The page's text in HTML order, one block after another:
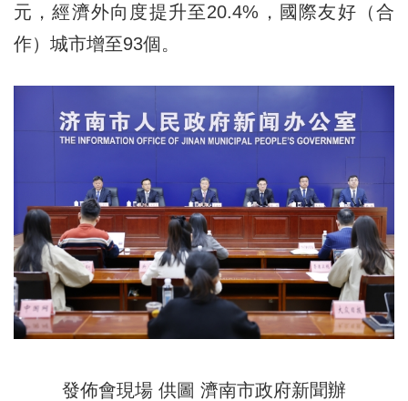
元，經濟外向度提升至20.4%，國際友好（合
作）城市增至93個。
發佈會現場 供圖 濟南市政府新聞辦